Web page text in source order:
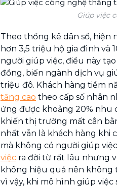
Giúp việc
Theo thống kê dân số, hiện
hơn 3,5 triệu hộ gia đình và
người giúp việc, điều này
đồng, biến ngành dịch vụ
triệu đô. Khách hàng tiềm
tăng cao theo cấp số nhân
ứng được khoảng 20% nhu
khiến thị trường mất cân
nhất vẫn là khách hàng khi
mà không có người giúp
việc ra đời từ rất lâu nhưng
không hiệu quả nên không
vì vậy, khi mô hình giúp